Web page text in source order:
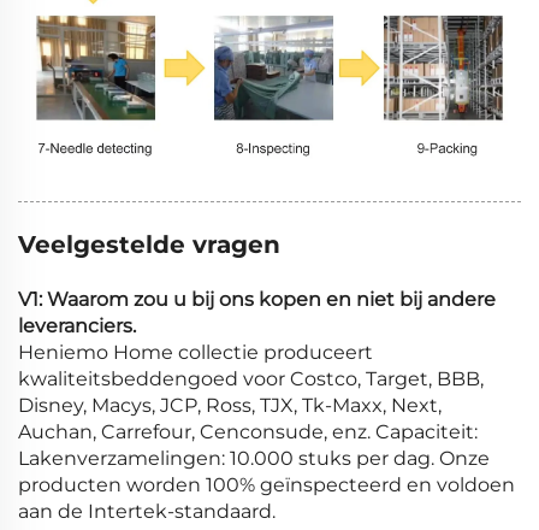
Veelgestelde vragen
V1: Waarom zou u bij ons kopen en niet bij andere
leveranciers.
Heniemo Home collectie produceert
kwaliteitsbeddengoed voor Costco, Target, BBB,
Disney, Macys, JCP, Ross, TJX, Tk-Maxx, Next,
Auchan, Carrefour, Cenconsude, enz. Capaciteit:
Lakenverzamelingen: 10.000 stuks per dag. Onze
producten worden 100% geïnspecteerd en voldoen
aan de Intertek-standaard.